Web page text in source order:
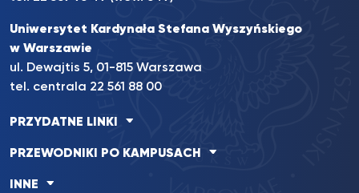
Uniwersytet Kardynała Stefana Wyszyńskiego
w Warszawie
ul. Dewajtis 5, 01-815 Warszawa
tel. centrala 22 561 88 00
PRZYDATNE LINKI
PRZEWODNIKI PO KAMPUSACH
INNE